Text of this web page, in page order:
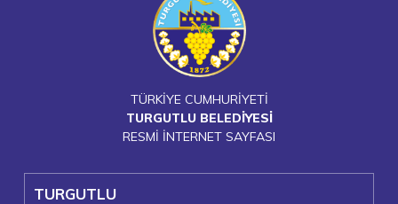
TÜRKİYE CUMHURİYETİ
TURGUTLU BELEDİYESİ
RESMİ İNTERNET SAYFASI
TURGUTLU